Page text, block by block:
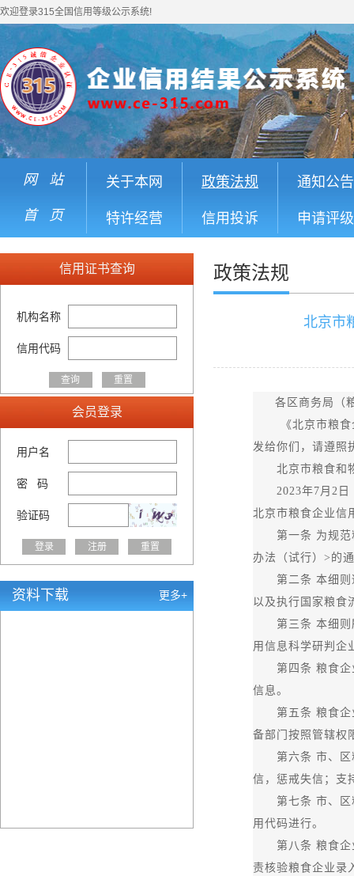
欢迎登录315全国信用等级公示系统!
网 站
首 页
关于本网
特许经营
政策法规
信用投诉
通知公告
申请评级
信用证书查询
机构名称
信用代码
会员登录
用户名
密 码
验证码
资料下载 更多+
政策法规
北京市
各区商务局（
《北京市粮食企
发给你们，请遵照
北京市粮食和
2023年7月2日
北京市粮食企业信
第一条 为规范粮
办法（试行）>的
第二条 本细则适
以及执行国家粮食
第三条 本细则所
用信息科学研判企
第四条 粮食企业
信息。
第五条 粮食企业
备部门按照管辖权
第六条 市、区粮
信，惩戒失信；支
第七条 市、区粮
用代码进行。
第八条 粮食企业
责核验粮食企业录